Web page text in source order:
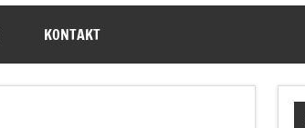
KONTAKT